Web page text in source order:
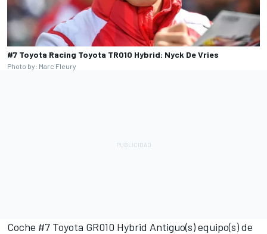
#7 Toyota Racing Toyota TR010 Hybrid: Nyck De Vries
Photo by: Marc Fleury
Coche #7 Toyota GR010 Hybrid Antiguo(s) equipo(s) de